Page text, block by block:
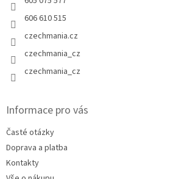
606 610 515
czechmania.cz
czechmania_cz
czechmania_cz
Informace pro vás
Časté otázky
Doprava a platba
Kontakty